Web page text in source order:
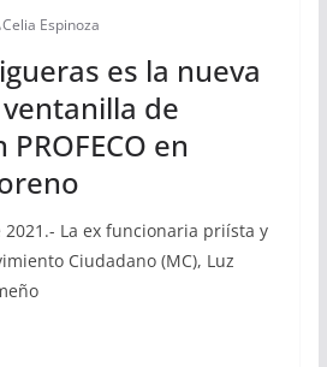
Celia Espinoza
es la nueva
de
en
La ex funcionaria priísta y
Ciudadano (MC), Luz